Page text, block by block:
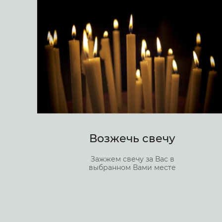
Возжечь свечу
Зажжем свечу за Вас в
выбранном Вами месте